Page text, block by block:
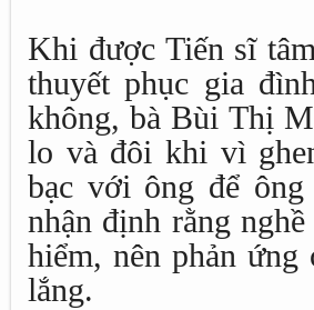
Khi được Tiến sĩ
thuyết phục gia
không, bà Bùi Thị
lo và đôi khi vì
bạc với ông để
nhận định rằng
hiểm, nên phản
lắng.